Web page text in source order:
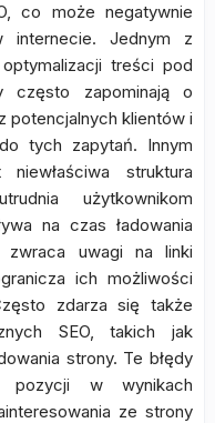
co może negatywnie
internecie. Jednym z
treści pod
często zapominają o
potencjalnych klientów i
tych zapytań. Innym
struktura
użytkownikom
na czas ładowania
uwagi na linki
ich możliwości
zdarza się także
SEO, takich jak
strony. Te błędy
pozycji w wynikach
ze strony